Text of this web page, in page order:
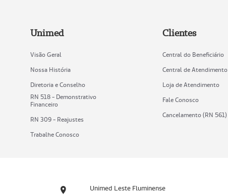
Unimed
Visão Geral
Nossa História
Diretoria e Conselho
RN 518 - Demonstrativo
Financeiro
RN 309 - Reajustes
Trabalhe Conosco
Clientes
Central do Beneficiário
Central de Atendimento
Loja de Atendimento
Fale Conosco
Cancelamento (RN 561)
Unimed Leste Fluminense